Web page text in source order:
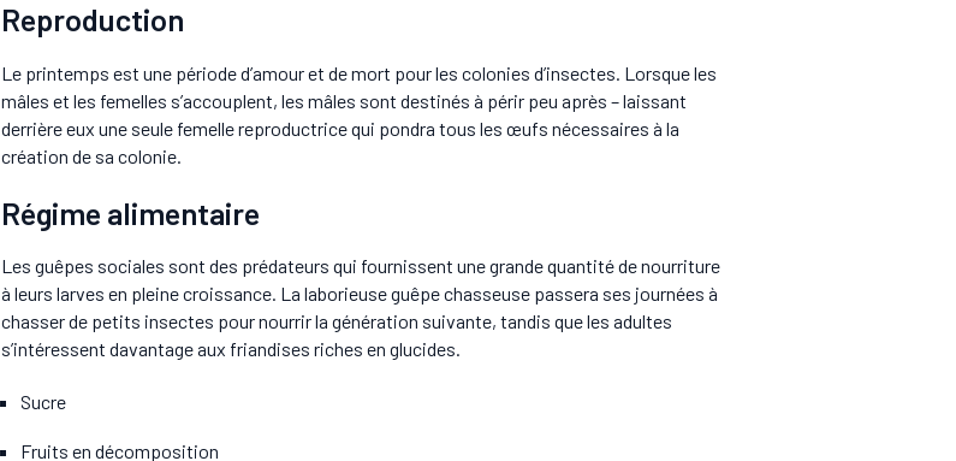
Reproduction
Le printemps est une période d’amour et de mort pour les colonies d’insectes. Lorsque les
mâles et les femelles s’accouplent, les mâles sont destinés à périr peu après – laissant
derrière eux une seule femelle reproductrice qui pondra tous les œufs nécessaires à la
création de sa colonie.
Régime alimentaire
Les guêpes sociales sont des prédateurs qui fournissent une grande quantité de nourriture
à leurs larves en pleine croissance. La laborieuse guêpe chasseuse passera ses journées à
chasser de petits insectes pour nourrir la génération suivante, tandis que les adultes
s’intéressent davantage aux friandises riches en glucides.
Sucre
Fruits en décomposition